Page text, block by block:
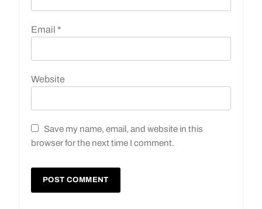
Email *
Website
Save my name, email, and website in this
browser for the next time I comment.